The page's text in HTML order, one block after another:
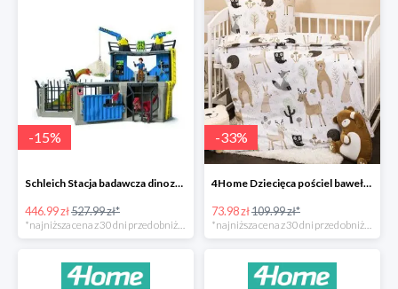
-15%
Schleich Stacja badawcza dinozaurów -15%
446.99 zł527.99 zł*
*najniższa cena z 30 dni przed obniżką
-33%
4Home Dziecięca pościel bawełniana do łóżeczka Nordic Friends -33%
73.98 zł109.99 zł*
*najniższa cena z 30 dni przed obniżką